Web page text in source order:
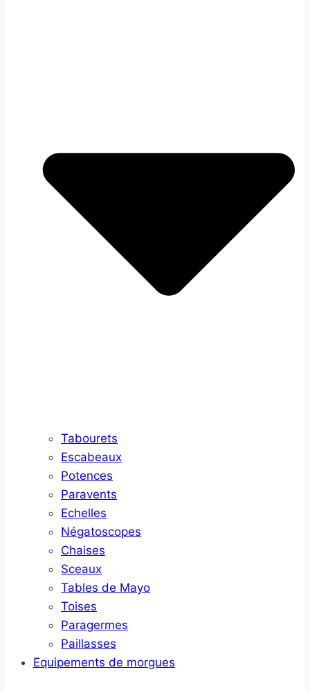
Tabourets
Escabeaux
Potences
Paravents
Echelles
Négatoscopes
Chaises
Sceaux
Tables de Mayo
Toises
Paragermes
Paillasses
Equipements de morgues